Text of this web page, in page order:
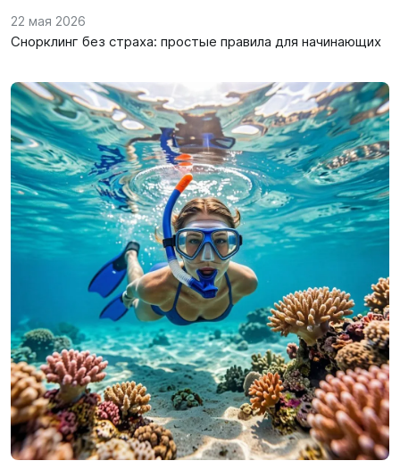
22 мая 2026
Снорклинг без страха: простые правила для начинающих